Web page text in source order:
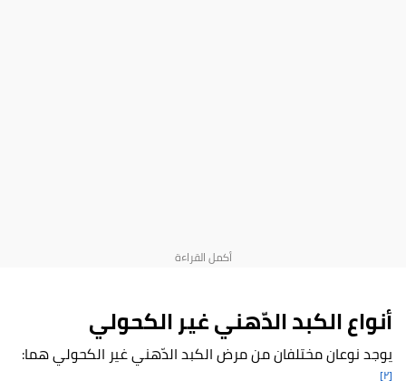
أنواع الكبد الدّهني غير الكحولي
يوجد نوعان مختلفان من مرض الكبد الدّهني غير الكحولي هما:
[٢]